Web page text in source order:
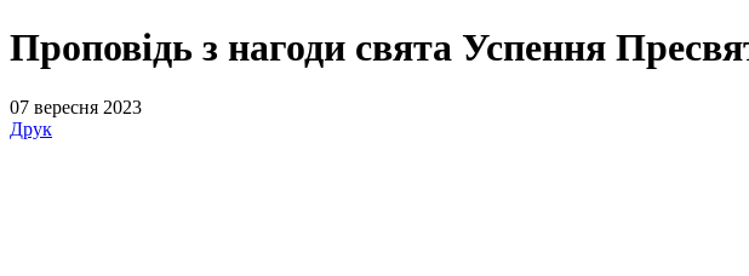
Проповідь з нагоди свята Успення
07 вересня 2023
Друк